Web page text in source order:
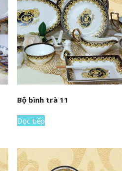
Bộ bình trà 11
Đọc tiếp